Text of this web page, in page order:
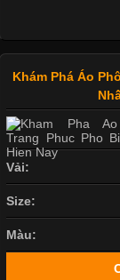
Khám Phá Áo
Vải:
Size:
Màu: